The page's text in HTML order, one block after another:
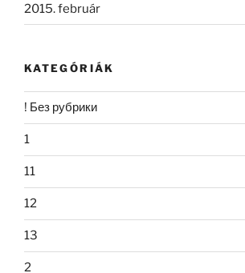
2015. február
KATEGÓRIÁK
! Без рубрики
1
11
12
13
2